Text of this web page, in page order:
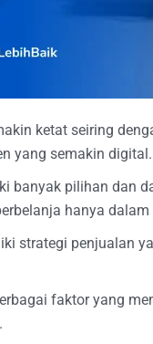
ketat seiring
yang semakin digital.
banyak pilihan dan
hanya
strategi penjualan
faktor yang